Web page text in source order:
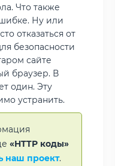
Что также
Ну или
отказаться от
безопасности
сайте
браузер. В
один. Эту
устранить.
«HTTP коды»
наш проект.